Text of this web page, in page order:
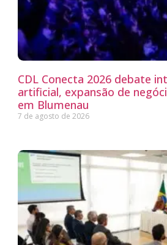
CDL Conecta 2026 debate
artificial, expansão de
em Blumenau
7 de agosto de 2026